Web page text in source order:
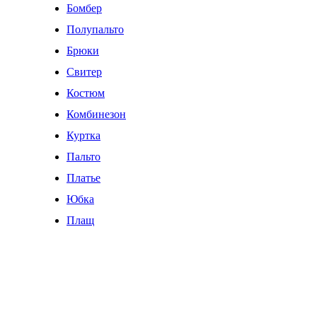
Бомбер
Полупальто
Брюки
Свитер
Костюм
Комбинезон
Куртка
Пальто
Платье
Юбка
Плащ